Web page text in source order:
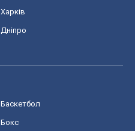
Харків
Дніпро
Баскетбол
Бокс